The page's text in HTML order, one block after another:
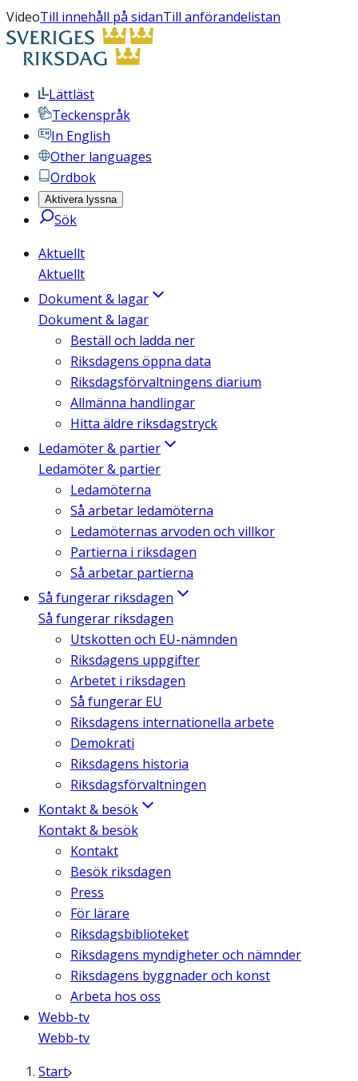
VideoTill innehåll på sidanTill anförandelistan
Lättläst
Teckenspråk
In English
Other languages
Ordbok
Aktivera lyssna
Sök
Aktuellt
Aktuellt
Dokument & lagar
Dokument & lagar
Beställ och ladda ner
Riksdagens öppna data
Riksdagsförvaltningens diarium
Allmänna handlingar
Hitta äldre riksdagstryck
Ledamöter & partier
Ledamöter & partier
Ledamöterna
Så arbetar ledamöterna
Ledamöternas arvoden och villkor
Partierna i riksdagen
Så arbetar partierna
Så fungerar riksdagen
Så fungerar riksdagen
Utskotten och EU-nämnden
Riksdagens uppgifter
Arbetet i riksdagen
Så fungerar EU
Riksdagens internationella arbete
Demokrati
Riksdagens historia
Riksdagsförvaltningen
Kontakt & besök
Kontakt & besök
Kontakt
Besök riksdagen
Press
För lärare
Riksdagsbiblioteket
Riksdagens myndigheter och nämnder
Riksdagens byggnader och konst
Arbeta hos oss
Webb-tv
Webb-tv
Start